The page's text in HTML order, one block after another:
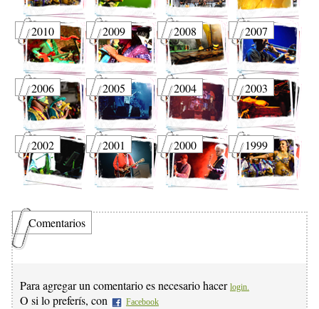
2010 2009 2008 2007
2006 2005 2004 2003
2002 2001 2000 1999
Comentarios
Para agregar un comentario es necesario hacer login.
O si lo preferís, con Facebook